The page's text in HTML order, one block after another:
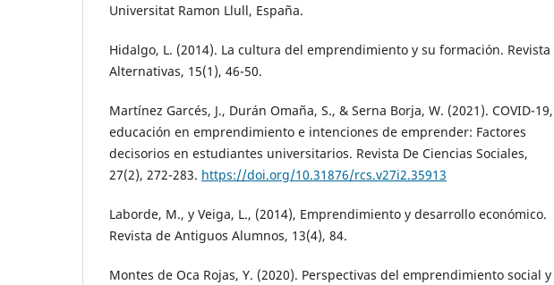
Universitat Ramon Llull, España.
Hidalgo, L. (2014). La cultura del emprendimiento y su formación. Revista
Alternativas, 15(1), 46-50.
Martínez Garcés, J., Durán Omaña, S., & Serna Borja, W. (2021). COVID-19,
educación en emprendimiento e intenciones de emprender: Factores
decisorios en estudiantes universitarios. Revista De Ciencias Sociales,
27(2), 272-283. https://doi.org/10.31876/rcs.v27i2.35913
Laborde, M., y Veiga, L., (2014), Emprendimiento y desarrollo económico.
Revista de Antiguos Alumnos, 13(4), 84.
Montes de Oca Rojas, Y. (2020). Perspectivas del emprendimiento social y